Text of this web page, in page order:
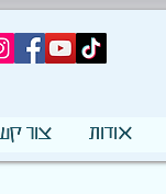
אודות צור